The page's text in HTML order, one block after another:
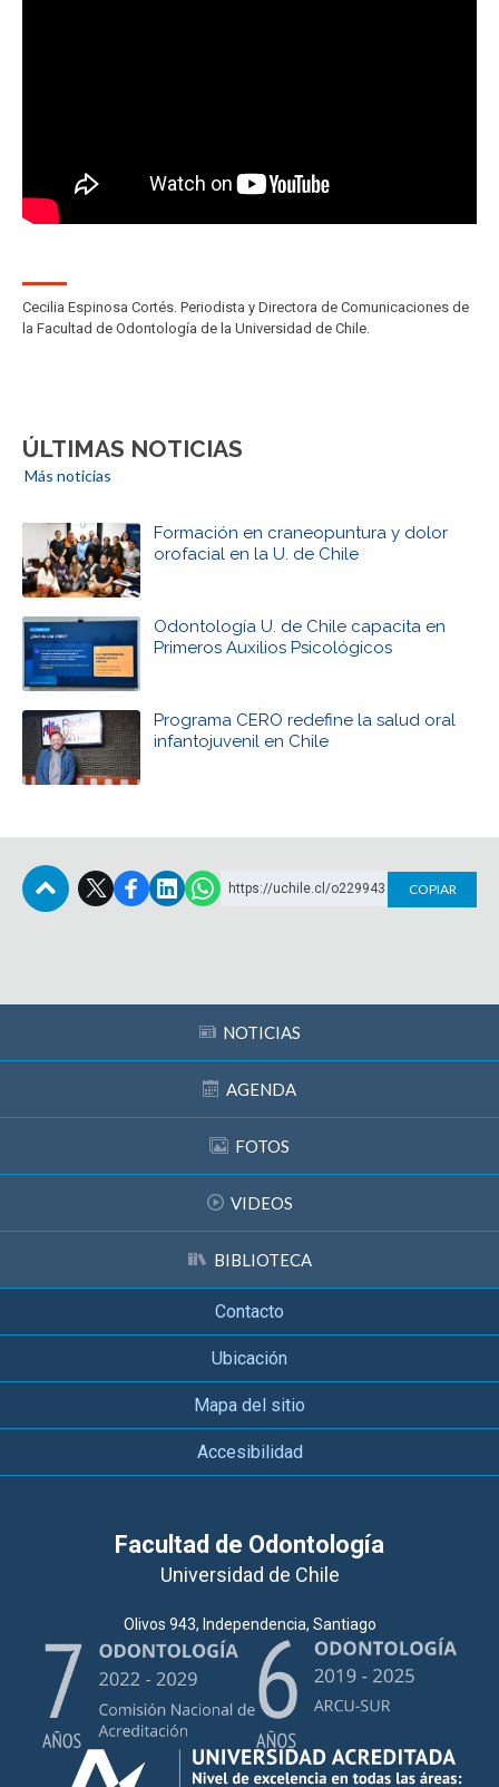
Cecilia Espinosa Cortés. Periodista y Directora de Comunicaciones de
la Facultad de Odontología de la Universidad de Chile.
ÚLTIMAS NOTICIAS
Más noticias
Formación en craneopuntura y dolor
orofacial en la U. de Chile
Odontología U. de Chile capacita en
Primeros Auxilios Psicológicos
Programa CERO redefine la salud oral
infantojuvenil en Chile
https://uchile.cl/o229943 COPIAR
NOTICIAS
AGENDA
FOTOS
VIDEOS
BIBLIOTECA
Contacto
Ubicación
Mapa del sitio
Accesibilidad
Facultad de Odontología
Universidad de Chile
Olivos 943, Independencia, Santiago